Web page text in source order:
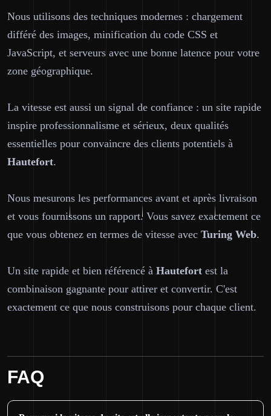
Nous utilisons des techniques modernes : chargement
différé des images, minification du code CSS et
JavaScript, et serveurs avec une bonne latence pour votre
zone géographique.
La vitesse est aussi un signal de confiance : un site rapide
inspire professionnalisme et sérieux, deux qualités
essentielles pour convaincre des clients potentiels à
Hautefort.
Nous mesurons les performances avant et après livraison
et vous fournissons un rapport. Vous savez exactement ce
que vous obtenez en termes de vitesse avec Turing Web.
Un site rapide et bien référencé à Hautefort est la
combinaison gagnante pour attirer et convertir. C'est
exactement ce que nous construisons pour chaque client.
FAQ